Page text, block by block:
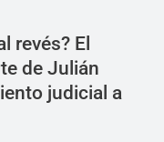
revés? El
de Julián
judicial a